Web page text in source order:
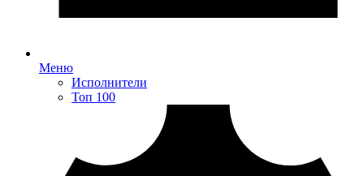
Меню
Исполнители
Топ 100